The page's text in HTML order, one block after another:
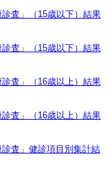
査」（15歳以下）結果
査」（15歳以下）結果
査」（16歳以上）結果
査」（16歳以上）結果
診査」健診項目別集計結